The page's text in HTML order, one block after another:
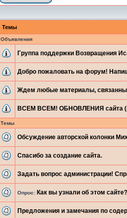
Темы
Объявления
Группа поддержки Возвращения
Добро пожаловать на форум!
Ждем любые материалы,
ВСЕМ ВСЕМ! ОБНОВЛЕНИЯ сайта
Темы
Обсуждение авторской колонки
Спасибо за создание сайта.
Задать вопрос администрации!
Опрос: Как вы узнали об этом
Предложения и замечания по